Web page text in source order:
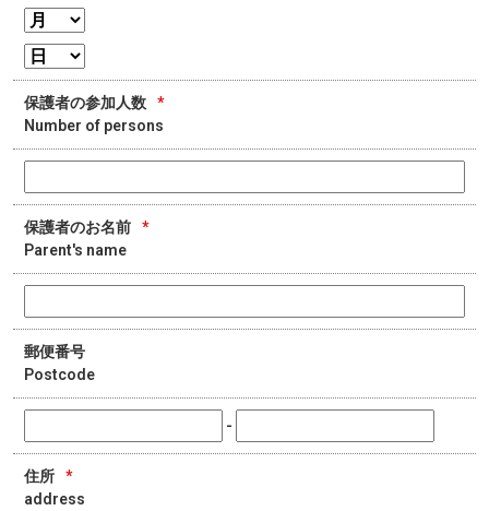
保護者の参加人数
*
Number of persons
保護者のお名前
*
Parent's name
郵便番号
Postcode
-
住所
*
address